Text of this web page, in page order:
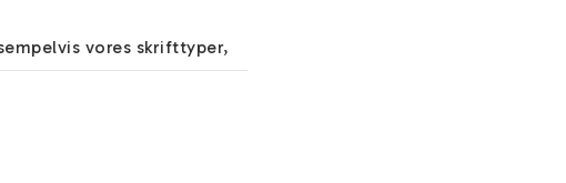
vores skrifttyper,